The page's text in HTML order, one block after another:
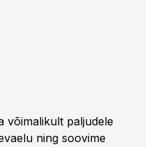
võimalikult paljudele
ning soovime